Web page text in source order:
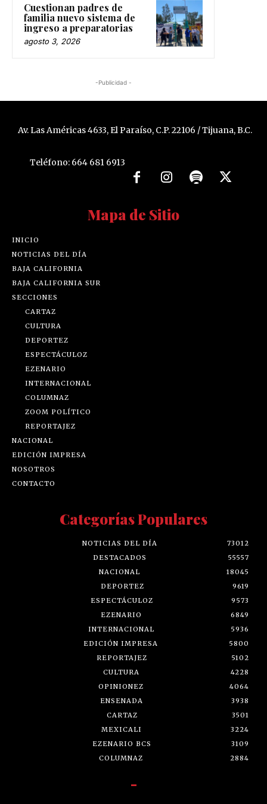
Cuestionan padres de
familia nuevo sistema de
ingreso a preparatorias
agosto 3, 2026
-Publicidad -
Av. Las Américas 4633, El Paraíso, C.P. 22106 / Tijuana, B.C.
Teléfono: 664 681 6913
Mapa de Sitio
INICIO
NOTICIAS DEL DÍA
BAJA CALIFORNIA
BAJA CALIFORNIA SUR
SECCIONES
CARTAZ
CULTURA
DEPORTEZ
ESPECTÁCULOZ
EZENARIO
INTERNACIONAL
COLUMNAZ
ZOOM POLÍTICO
REPORTAJEZ
NACIONAL
EDICIÓN IMPRESA
NOSOTROS
CONTACTO
Categorías Populares
NOTICIAS DEL DÍA
73012
DESTACADOS
55557
NACIONAL
18045
DEPORTEZ
9619
ESPECTÁCULOZ
9573
EZENARIO
6849
INTERNACIONAL
5936
EDICIÓN IMPRESA
5800
REPORTAJEZ
5102
CULTURA
4228
OPINIONEZ
4064
ENSENADA
3938
CARTAZ
3501
MEXICALI
3224
EZENARIO BCS
3109
COLUMNAZ
2884
-